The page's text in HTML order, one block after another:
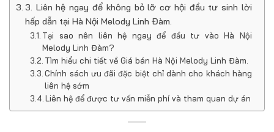
3. Liên hệ ngay để không bỏ lỡ cơ hội đầu tư sinh lời
hấp dẫn tại Hà Nội Melody Linh Đàm.
Tại sao nên liên hệ ngay để đầu tư vào Hà Nội
Melody Linh Đàm?
Tìm hiểu chi tiết về Giá bán Hà Nội Melody Linh Đàm.
Chính sách ưu đãi đặc biệt chỉ dành cho khách hàng
liên hệ sớm
Liên hệ để được tư vấn miễn phí và tham quan dự án